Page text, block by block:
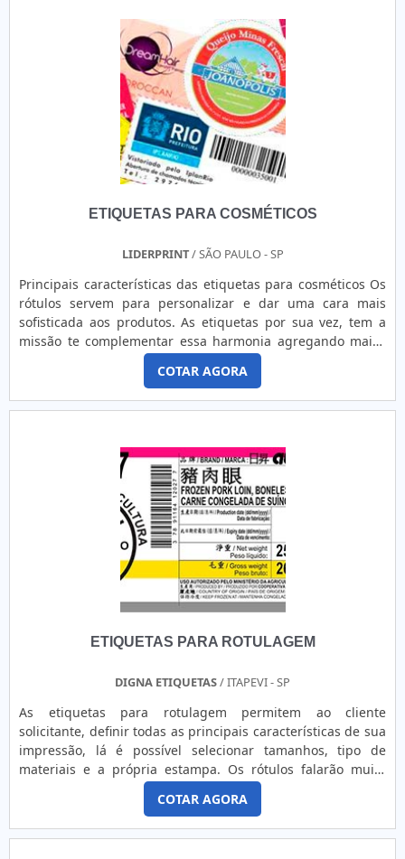
impressas com impressoras térmicas, já as fixas são
personalizadas por uma fábrica de etiqueta para bijuterias
qualificada. Esta atua com as melhores matérias-primas e
dentro de um prazo pequeno. Além disso, a fábrica
etiquetas para bijuterias oferece os melhores valores e uma
resolução de alta qualidade, essa que se reflete até durante
a escolha de um produto pequeno e delicado como colares
e pingentes. Abaixo, é possível verificar quais as qualidade
em contar com este tipo de produto: Melhor custo-benefício
comprometida com o cliente; Entre outras
LOCAL DE ALTA QUALIDADEA ETIBAND Indústria e Comércio
etiquetas, abraçadeiras, tags, pino para tag, precificadoras,
pulseiras para eventos, agulhas para aplicadores,
impressoras térmicas, tesouras, protetores higiênicos e
mais uma série de produtos para empresas de diversos
segmentos. A empresa busca atender a clientes de todo o
Brasil levando itens de qualidade para o mercado.
ETIQUETAS PARA COSMÉTICOS
LIDERPRINT/ SÃO PAULO - SP
Principais características das etiquetas para cosméticos Os
rótulos servem para personalizar e dar uma cara mais
sofisticada aos produtos. As etiquetas por sua vez, tem a
missão te complementar essa harmonia agregando maios
valor ao produto. As etiquetas comercializadas pela
LiderPrint, podem ser aplicadas em diversos cosméticos,
tais como: Shampoo,Tintas para cabelo,Creme
hidratante,Protetores solar,Entre diversos outros. A
COTAR AGORA
ETIQUETAS PARA ROTULAGEM
DIGNA ETIQUETAS/ ITAPEVI - SP
As etiquetas para rotulagem permitem ao cliente
solicitante, definir todas as principais características de sua
impressão, lá é possível selecionar tamanhos, tipo de
materiais e a própria estampa. Os rótulos falarão muito
sobre o seu produto, por essa razão a escolha dos materiais
de fabricação das etiquetas vai de acordo com o que o
cliente deseja e necessita. Por isso, antes de definir esses
materiais, é preciso considerar se haverão produtos ....
COTAR AGORA